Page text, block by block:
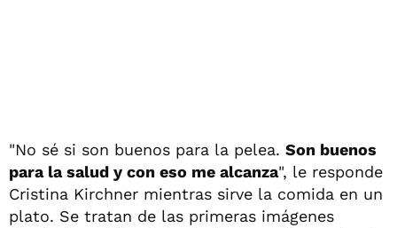
"No sé si son buenos para la pelea. Son buenos
para la salud y con eso me alcanza", le responde
Cristina Kirchner mientras sirve la comida en un
plato. Se tratan de las primeras imágenes